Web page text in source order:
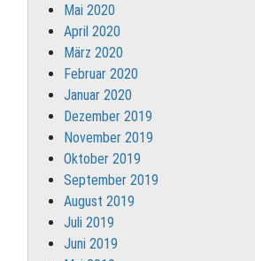
Mai 2020
April 2020
März 2020
Februar 2020
Januar 2020
Dezember 2019
November 2019
Oktober 2019
September 2019
August 2019
Juli 2019
Juni 2019